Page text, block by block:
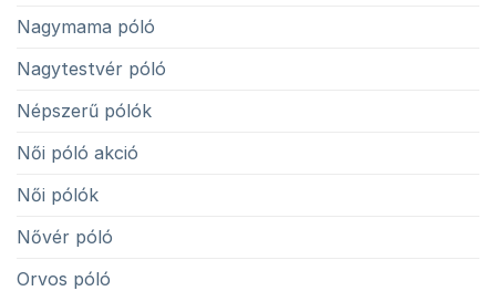
Nagymama póló
Nagytestvér póló
Népszerű pólók
Női póló akció
Női pólók
Nővér póló
Orvos póló